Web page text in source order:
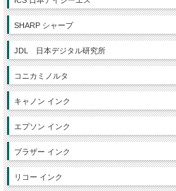
SHARP シャープ
JDL 日本デジタル研究所
コニカミノルタ
キャノン インク
エプソン インク
ブラザー インク
リコー インク